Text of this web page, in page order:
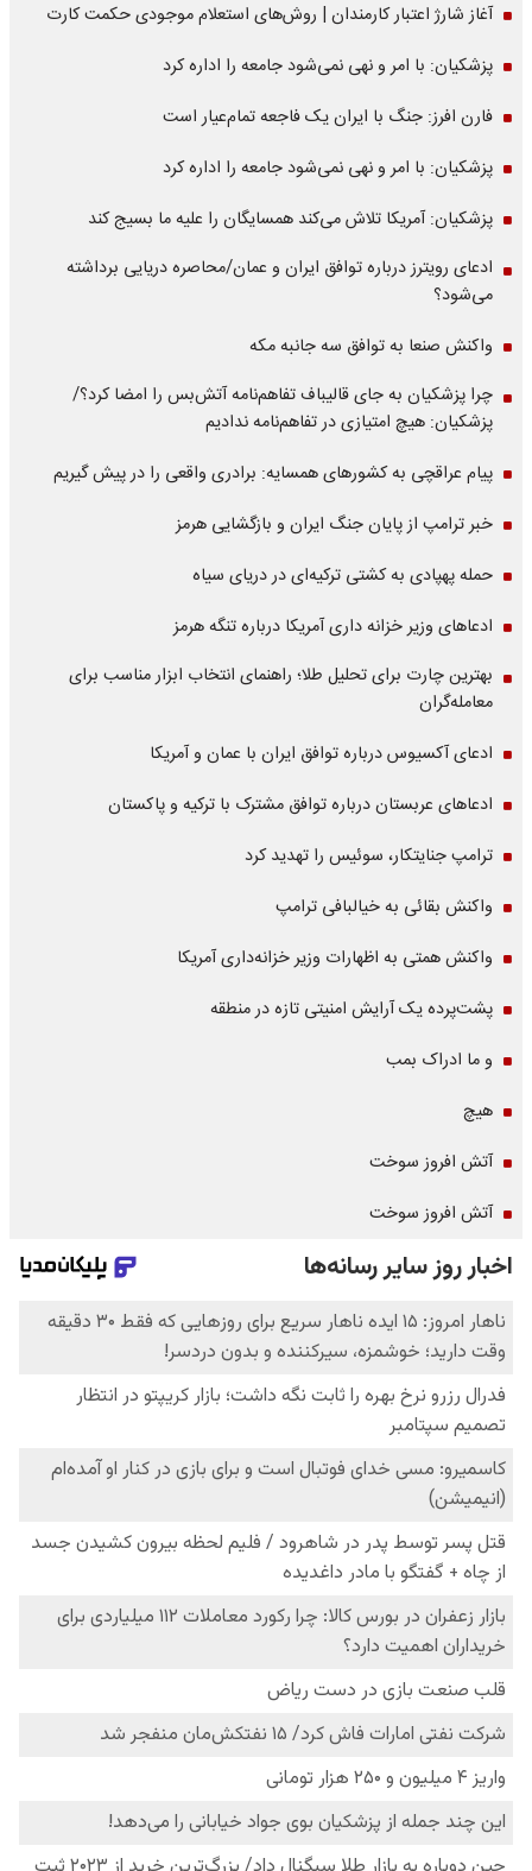
آغاز شارژ اعتبار کارمندان | روش‌های استعلام موجودی حکمت کارت
پزشکیان: با امر و نهی نمی‌شود جامعه را اداره کرد
فارن افرز: جنگ با ایران یک فاجعه تمام‌عیار است
پزشکیان: با امر و نهی نمی‌شود جامعه را اداره کرد
پزشکیان: آمریکا تلاش می‌کند همسایگان را علیه ما بسیج کند
ادعای رویترز درباره توافق ایران و عمان/محاصره دریایی برداشته
می‌شود؟
واکنش صنعا به توافق سه جانبه مکه
چرا پزشکیان به جای قالیباف تفاهم‌نامه آتش‌بس را امضا کرد؟/
پزشکیان: هیچ امتیازی در تفاهم‌نامه ندادیم
پیام عراقچی به کشورهای همسایه: برادری واقعی را در پیش گیریم
خبر ترامپ از پایان جنگ ایران و بازگشایی هرمز
حمله پهپادی به کشتی ترکیه‌ای در دریای سیاه
ادعاهای وزیر خزانه داری آمریکا درباره تنگه هرمز
بهترین چارت برای تحلیل طلا؛ راهنمای انتخاب ابزار مناسب برای
معامله‌گران
ادعای آکسیوس درباره توافق ایران با عمان و آمریکا
ادعاهای عربستان درباره توافق مشترک با ترکیه و پاکستان
ترامپ جنایتکار، سوئیس را تهدید کرد
واکنش بقائی به خیالبافی ترامپ
واکنش همتی به اظهارات وزیر خزانه‌داری آمریکا
پشت‌پرده یک آرایش امنیتی تازه در منطقه
و ما ادراک بمب
هیچ
آتش افروز سوخت
آتش افروز سوخت